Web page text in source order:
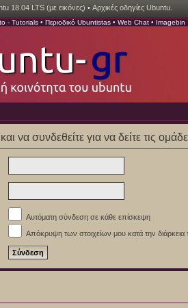
18.04 LTS (με εικόνες) • Αρχικές οδηγίες Ubuntu.
- Tutorials • Περιοδικό Ubuntistas • Web Chat • Imagebin
να συνδεθείτε για να δείτε τις
Αυτόματη σύνδεση σε κάθε επίσκεψη
Απόκρυψη των στοιχείων μου κατά την διάρκεια